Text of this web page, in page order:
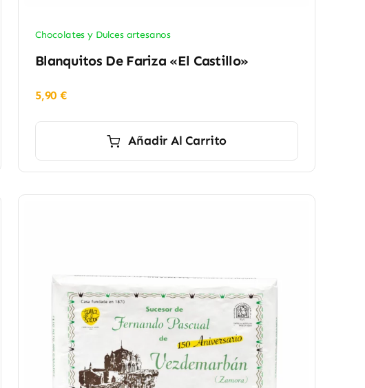
Chocolates y Dulces artesanos
Blanquitos De Fariza «El Castillo»
5,90€
Añadir Al Carrito